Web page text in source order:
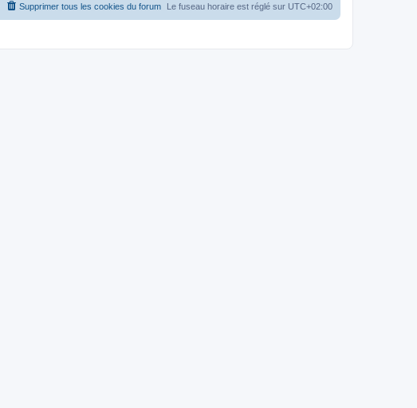
Le fuseau horaire est réglé sur UTC+02:00
Supprimer tous les cookies du forum